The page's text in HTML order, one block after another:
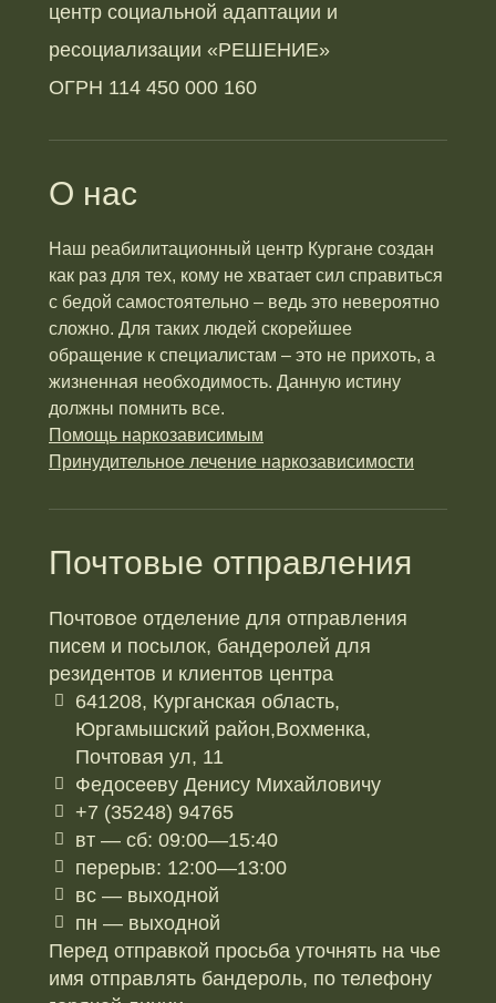
центр социальной адаптации и
ресоциализации «РЕШЕНИЕ»
ОГРН 114 450 000 160
О нас
Наш реабилитационный центр Кургане создан
как раз для тех, кому не хватает сил справиться
с бедой самостоятельно – ведь это невероятно
сложно. Для таких людей скорейшее
обращение к специалистам – это не прихоть, а
жизненная необходимость. Данную истину
должны помнить все.
Помощь наркозависимым
Принудительное лечение наркозависимости
Почтовые отправления
Почтовое отделение для отправления
писем и посылок, бандеролей для
резидентов и клиентов центра
641208, Курганская область,
Юргамышский район,Вохменка,
Почтовая ул, 11
Федосееву Денису Михайловичу
+7 (35248) 94765
вт — сб: 09:00—15:40
перерыв: 12:00—13:00
вс — выходной
пн — выходной
Перед отправкой просьба уточнять на чье
имя отправлять бандероль, по телефону